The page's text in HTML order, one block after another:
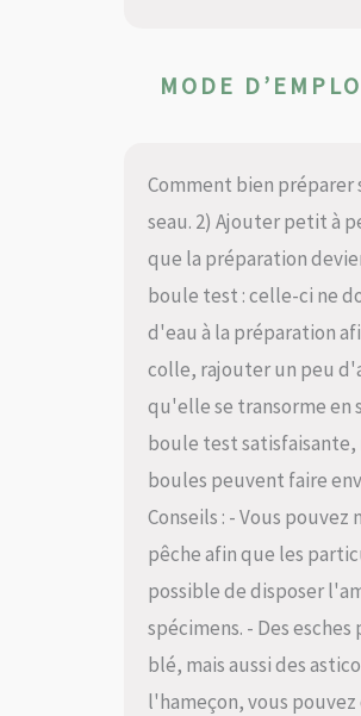
MODE
Comment bien préparer
seau. 2) Ajouter petit à
que la préparation
boule test : celle-ci ne
d'eau à la préparation
colle, rajouter un peu
qu'elle se transorme en
boule test satisfaisante,
boules peuvent faire
Conseils : - Vous
pêche afin que les
possible de disposer
spécimens. - Des
blé, mais aussi des
l'hameçon, vous